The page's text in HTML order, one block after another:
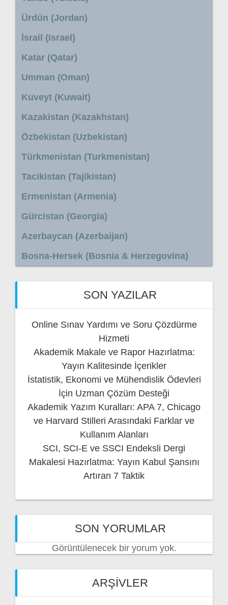
Ürdün (Jordan)
İsrail (Israel)
Katar (Qatar)
Umman (Oman)
Kuveyt (Kuwait)
Kazakistan (Kazakhstan)
Özbekistan (Uzbekistan)
Türkmenistan (Turkmenistan)
Tacikistan (Tajikistan)
Ermenistan (Armenia)
Gürcistan (Georgia)
Azerbaycan (Azerbaijan)
Bosna-Hersek (Bosnia & Herzegovina)
SON YAZILAR
Online Sınav Yardımı ve Soru Çözdürme
Hizmeti
Akademik Makale ve Rapor Hazırlatma:
Yayın Kalitesinde İçerikler
İstatistik, Ekonomi ve Mühendislik Ödevleri
İçin Uzman Çözüm Desteği
Akademik Yazım Kuralları: APA 7, Chicago
ve Harvard Stilleri Arasındaki Farklar ve
Kullanım Alanları
SCI, SCI-E ve SSCI Endeksli Dergi
Makalesi Hazırlatma: Yayın Kabul Şansını
Artıran 7 Taktik
SON YORUMLAR
Görüntülenecek bir yorum yok.
ARŞIVLER